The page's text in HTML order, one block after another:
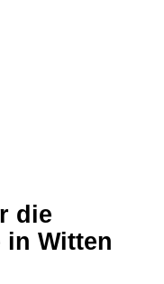
die
in Witten